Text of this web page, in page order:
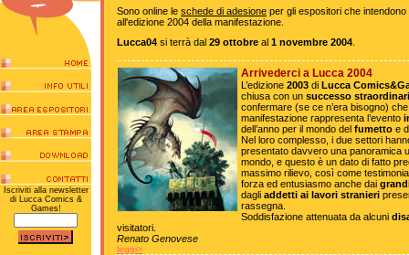
Iscriviti alla newsletter
di Lucca Comics &
Games!
Sono online le schede di adesione per gli espositori che
all'edizione 2004 della manifestazione.
Lucca04 si terrà dal 29 ottobre al 1 novembre 2004
Arrivederci a Lucca 2004
L’edizione 2003 di Lucca
chiusa con un successo
confermare (se ce n’era bisogno)
manifestazione rappresenta l’evento
dell’anno per il mondo del fumetto e
Nel loro complesso, i due settori
presentato davvero una panoramica
mondo, e questo è un dato di fatto
massimo rilievo, così come
forza ed entusiasmo anche dai
dagli addetti ai lavori stranieri
rassegna.
Soddisfazione attenuata da alcuni
visitatori.
Renato Genovese
leggi>